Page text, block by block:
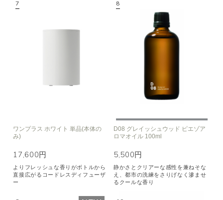
ワンプラス ホワイト 単品(本体の
み)
17,600円
よりフレッシュな香りがボトルから
直接広がるコードレスディフューザ
ー
D08 グレイッシュウッド ピエゾア
ロマオイル 100ml
5,500円
静かさとクリアーな感性を兼ねそな
え、都市の洗練をさりげなく滲ませ
るクールな香り